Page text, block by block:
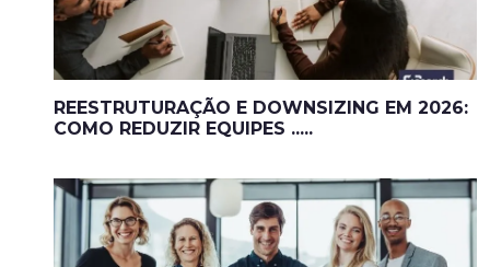
REESTRUTURAÇÃO E DOWNSIZING EM 2026:
COMO REDUZIR EQUIPES .....